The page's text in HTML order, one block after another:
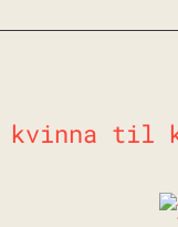
kvinna til